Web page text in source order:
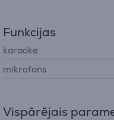
Funkcijas
karaoke
mikrofons
Vispārējais